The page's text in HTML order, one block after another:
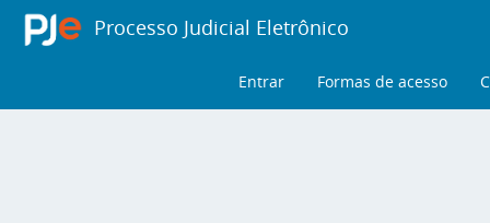
Processo Judicial Eletrônico
Entrar Formas de acesso